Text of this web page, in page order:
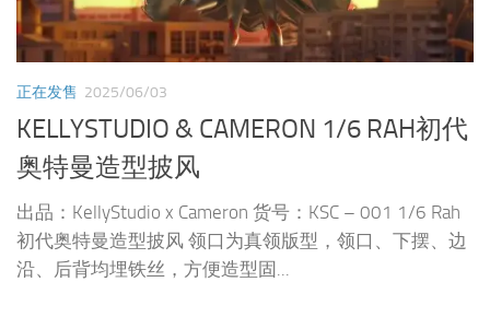
正在发售 2025/06/03
KELLYSTUDIO & CAMERON 1/6 RAH初代
奥特曼造型披风
出品：KellyStudio x Cameron 货号：KSC – 001 1/6 Rah
初代奥特曼造型披风 领口为真领版型，领口、下摆、边
沿、后背均埋铁丝，方便造型固...